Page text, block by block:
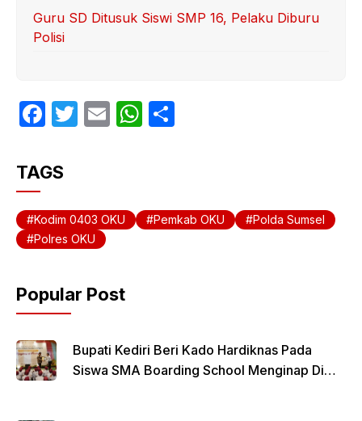
Guru SD Ditusuk Siswi SMP 16, Pelaku Diburu
Polisi
F
c
b
o
k
T
E
W
A
TAGS
Kodim 0403 OKU Pemkab OKU
Polda Sumsel
Polres OKU
Popular Post
Bupati Kediri Beri Kado Hardiknas Pada
Siswa SMA Boarding School Menginap Di